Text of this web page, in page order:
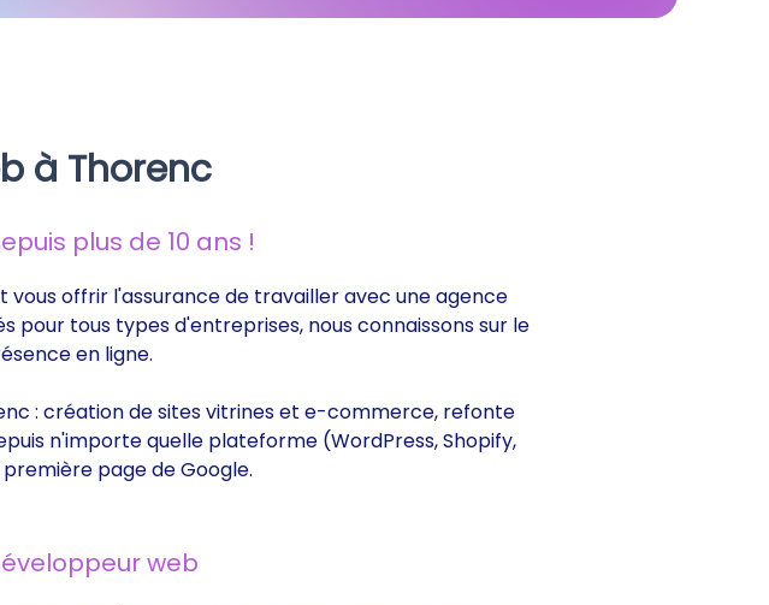
à Thorenc
plus de 10 ans !
offrir l'assurance de travailler avec une agence
pour tous types d'entreprises, nous connaissons sur le
en ligne.
: création de sites vitrines et e-commerce, refonte
n'importe quelle plateforme (WordPress, Shopify,
page de Google.
web